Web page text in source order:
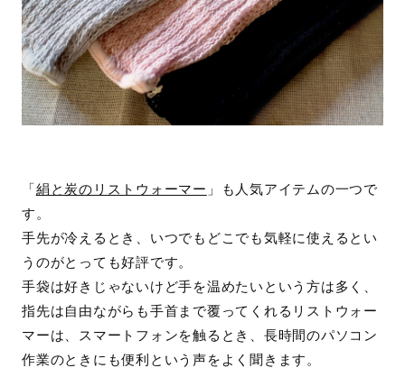
「絹と炭のリストウォーマー 」も人気アイテムの一つで
す。
手先が冷えるとき、いつでもどこでも気軽に使えるとい
うのがとっても好評です。
手袋は好きじゃないけど手を温めたいという方は多く、
指先は自由ながらも手首まで覆ってくれるリストウォー
マーは、スマートフォンを触るとき、長時間のパソコン
作業のときにも便利という声をよく聞きます。